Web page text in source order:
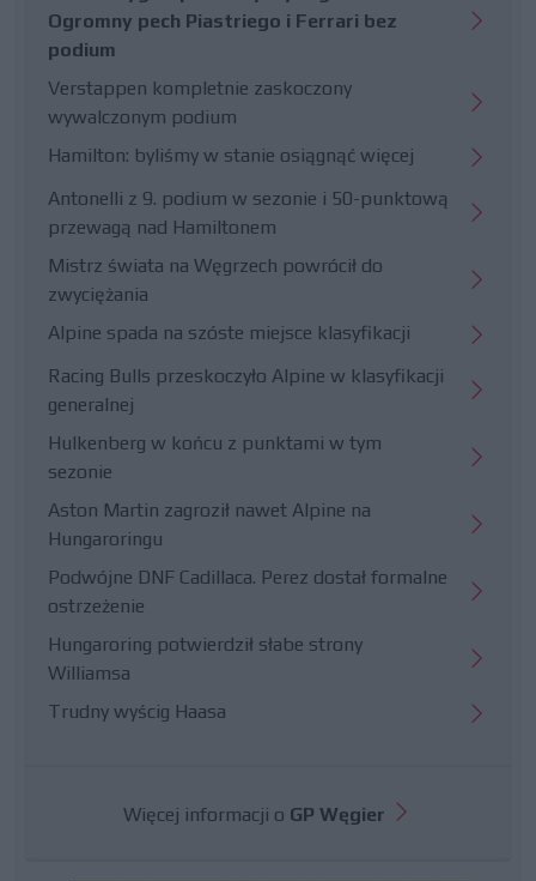
Ogromny pech Piastriego i Ferrari bez
podium
Verstappen kompletnie zaskoczony
wywalczonym podium
Hamilton: byliśmy w stanie osiągnąć więcej
Antonelli z 9. podium w sezonie i 50-punktową
przewagą nad Hamiltonem
Mistrz świata na Węgrzech powrócił do
zwyciężania
Alpine spada na szóste miejsce klasyfikacji
Racing Bulls przeskoczyło Alpine w klasyfikacji
generalnej
Hulkenberg w końcu z punktami w tym
sezonie
Aston Martin zagroził nawet Alpine na
Hungaroringu
Podwójne DNF Cadillaca. Perez dostał formalne
ostrzeżenie
Hungaroring potwierdził słabe strony
Williamsa
Trudny wyścig Haasa
Więcej informacji o GP Węgier